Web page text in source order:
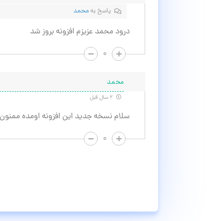
پاسخ بهمحمد
درود محمد عزیزم افزونه بروز شد
۰
محمد
سلام نسخه جدید این افزونه اومده
۰